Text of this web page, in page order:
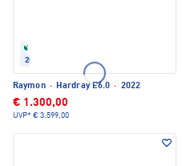
2022
Raymon · Hardray E6.0 · 2022
€ 1.300,00
UVP* € 3.599,00